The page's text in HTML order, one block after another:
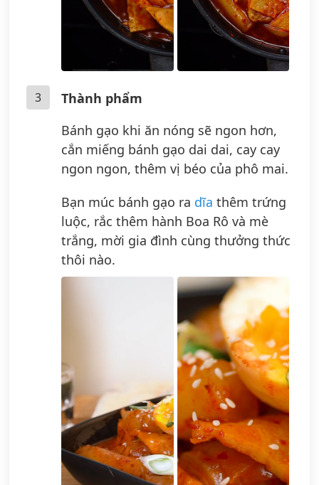
3
Thành phẩm
Bánh gạo khi ăn nóng sẽ ngon hơn,
cắn miếng bánh gạo dai dai, cay cay
ngon ngon, thêm vị béo của phô mai.
Bạn múc bánh gạo ra dĩa thêm trứng
luộc, rắc thêm hành Boa Rô và mè
trắng, mời gia đình cùng thưởng thức
thôi nào.